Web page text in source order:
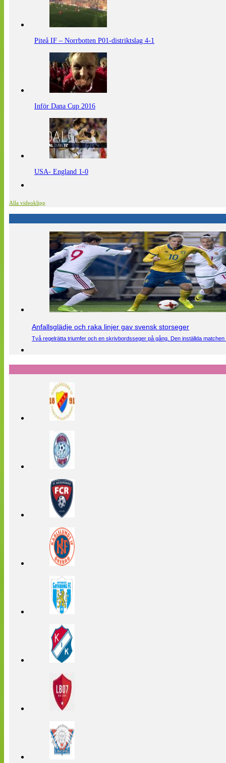
Piteå IF – Norrbotten P01-distriktslag 4-1
Inför Dana Cup 2016
USA- England 1-0
Alla videoklipp
Anfallsglädje och raka linjer gav svensk storseger
Två regelrätta triumfer och en skrivbordsseger på gång. Den inställda